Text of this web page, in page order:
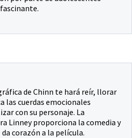
de Chinn te hará reír, llorar
las cuerdas emocionales
con su personaje. La
Linney proporciona la comedia y
corazón a la película.